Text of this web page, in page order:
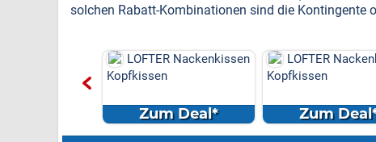
solchen Rabatt-Kombinationen sind die Kontingente
LOFTER Nackenkissen
Kopfkissen
Zum Deal*
LOFTER
Kopfkissen
Zum